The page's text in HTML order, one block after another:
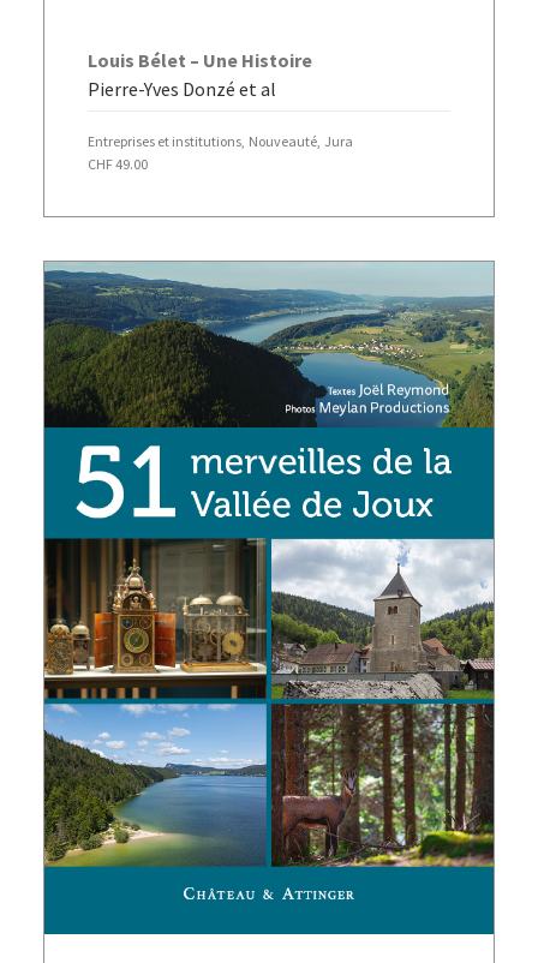
Louis Bélet – Une Histoire
Pierre-Yves Donzé et al
Entreprises et institutions Nouveauté Jura
CHF49.00